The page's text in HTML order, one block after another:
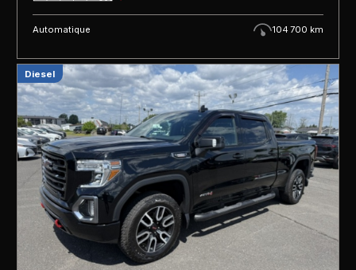
Automatique 104 700 km
Diesel